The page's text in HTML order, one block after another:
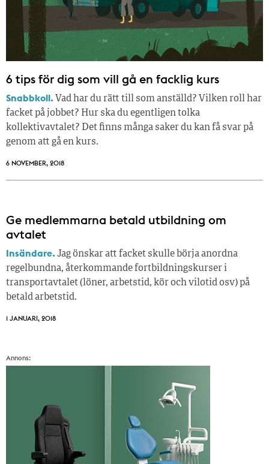
6 tips för dig som vill gå en facklig kurs
Snabbkoll. Vad har du rätt till som anställd? Vilken roll har
facket på jobbet? Hur ska du egentligen tolka
kollektivavtalet? Det finns många saker du kan få svar på
genom att gå en kurs.
6 NOVEMBER, 2018
Ge medlemmarna betald utbildning om
avtalet
Insändare.Jag önskar att facket skulle börja anordna
regelbundna, återkommande fortbildningskurser i
transportavtalet (löner, arbetstid, kör och vilotid osv) på
betald arbetstid.
1 JANUARI, 2018
Annons: